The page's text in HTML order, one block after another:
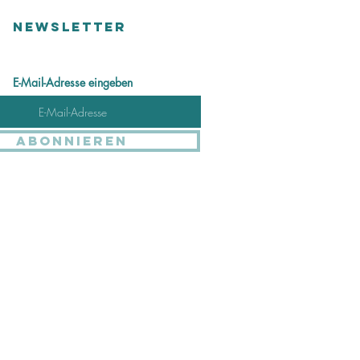
NEWSLETTER
E-Mail-Adresse eingeben
Abonnieren